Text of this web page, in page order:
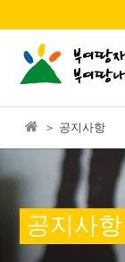
＞ 공지사항
공지사항